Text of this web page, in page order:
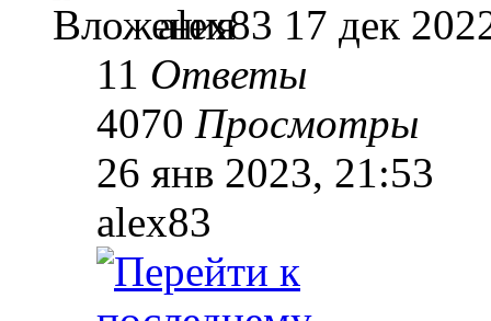
alex83 17 дек
11 Ответы
4070 Просмотры
26 янв 2023, 21:53
alex83